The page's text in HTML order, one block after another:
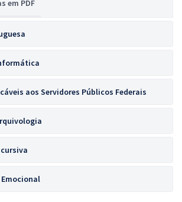
em PDF
aos Servidores Públicos Federais